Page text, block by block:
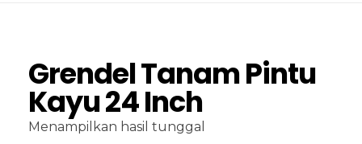
Grendel Tanam Pintu
Kayu 24 Inch
Menampilkan hasil tunggal